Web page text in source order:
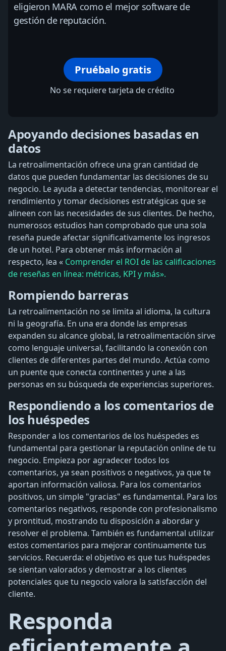
eligieron MARA como el mejor software de
gestión de reputación.
Pruébalo gratis
No se requiere tarjeta de crédito
Apoyando decisiones basadas en
datos
La retroalimentación ofrece una gran cantidad de
datos que pueden fundamentar las decisiones de su
negocio. Le ayuda a detectar tendencias, monitorear el
rendimiento y tomar decisiones estratégicas que se
alineen con las necesidades de sus clientes. De hecho,
numerosos estudios han comprobado que una sola
reseña puede afectar significativamente los ingresos
de un hotel. Para obtener más información al
respecto, lea « Comprender el ROI de las calificaciones
de reseñas en línea: métricas, KPI y más».
Rompiendo barreras
La retroalimentación no se limita al idioma, la cultura
ni la geografía. En una era donde las empresas
expanden su alcance global, la retroalimentación sirve
como lenguaje universal, facilitando la conexión con
clientes de diferentes partes del mundo. Actúa como
un puente que conecta continentes y une a las
personas en su búsqueda de experiencias superiores.
Respondiendo a los comentarios de
los huéspedes
Responder a los comentarios de los huéspedes es
fundamental para gestionar la reputación online de tu
negocio. Empieza por agradecer todos los
comentarios, ya sean positivos o negativos, ya que te
aportan información valiosa. Para los comentarios
positivos, un simple "gracias" es fundamental. Para los
comentarios negativos, responde con profesionalismo
y prontitud, mostrando tu disposición a abordar y
resolver el problema. También es fundamental utilizar
estos comentarios para mejorar continuamente tus
servicios. Recuerda: el objetivo es que tus huéspedes
se sientan valorados y demostrar a los clientes
potenciales que tu negocio valora la satisfacción del
cliente.
Responda